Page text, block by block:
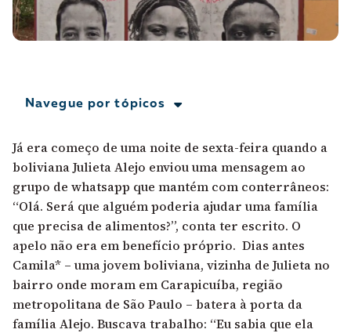
direitos humanos no Brasil. Para continuar,
esse trabalho precisa da sua doação!
Navegue por tópicos
Já era começo de uma noite de sexta-feira quando a
boliviana Julieta Alejo enviou uma mensagem ao
grupo de whatsapp que mantém com conterrâneos:
“Olá. Será que alguém poderia ajudar uma família
que precisa de alimentos?”, conta ter escrito. O
apelo não era em benefício próprio. Dias antes
Camila* – uma jovem boliviana, vizinha de Julieta no
bairro onde moram em Carapicuíba, região
metropolitana de São Paulo – batera à porta da
família Alejo. Buscava trabalho: “Eu sabia que ela